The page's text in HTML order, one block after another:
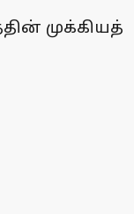
முக்கியத்